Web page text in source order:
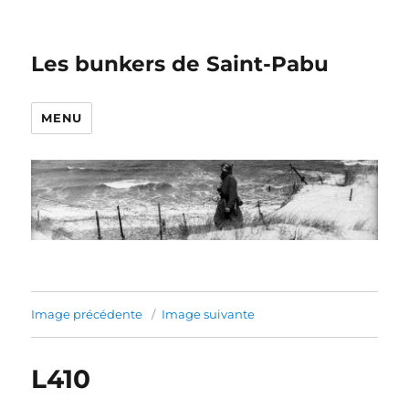
Les bunkers de Saint-Pabu
MENU
Image précédente Image suivante
L410